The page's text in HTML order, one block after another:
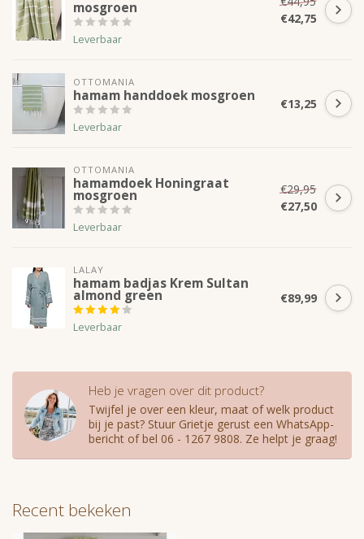
mosgroen
Leverbaar
€42,75
OTTOMANIA
hamam handdoek mosgroen
Leverbaar
€13,25
OTTOMANIA
hamamdoek Honingraat
mosgroen
Leverbaar
€29,95
€27,50
LALAY
hamam badjas Krem Sultan
almond green
Leverbaar
€89,99
Heb je vragen over dit product?
Twijfel je over een kleur, maat of welk product
bij je past? Stuur Grietje gerust een WhatsApp-
bericht of bel 06 - 1267 9808. Ze helpt je graag!
Recent bekeken